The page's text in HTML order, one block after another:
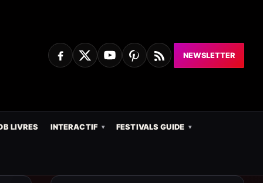
NEWSLETTER
LIVRES INTERACTIF FESTIVALS GUIDE